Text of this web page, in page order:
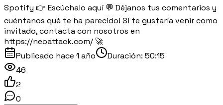
Spotify 👉 Escúchalo aquí 💬 Déjanos tus comentarios y
cuéntanos qué te ha parecido! Si te gustaría venir como
invitado, contacta con nosotros en
https://neoattack.com/ 🚀
Publicado hace 1 año Duración: 50:15
46
2
0